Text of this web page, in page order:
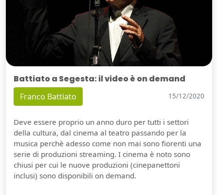
Battiato a Segesta: il video è on demand
Franco Battiato 15/12/2020
Deve essere proprio un anno duro per tutti i settori
della cultura, dal cinema al teatro passando per la
musica perchè adesso come non mai sono fiorenti una
serie di produzioni streaming. I cinema è noto sono
chiusi per cui le nuove produzioni (cinepanettoni
inclusi) sono disponibili on demand.